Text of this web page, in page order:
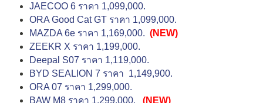
JAECOO 6 ราคา 1,099,000.
ORA Good Cat GT ราคา 1,099,000.
MAZDA 6e ราคา 1,169,000. (NEW)
ZEEKR X ราคา 1,199,000.
Deepal S07 ราคา 1,119,000.
BYD SEALION 7 ราคา 1,149,900.
ORA 07 ราคา 1,299,000.
BAW M8 ราคา 1,299,000.
(NEW)